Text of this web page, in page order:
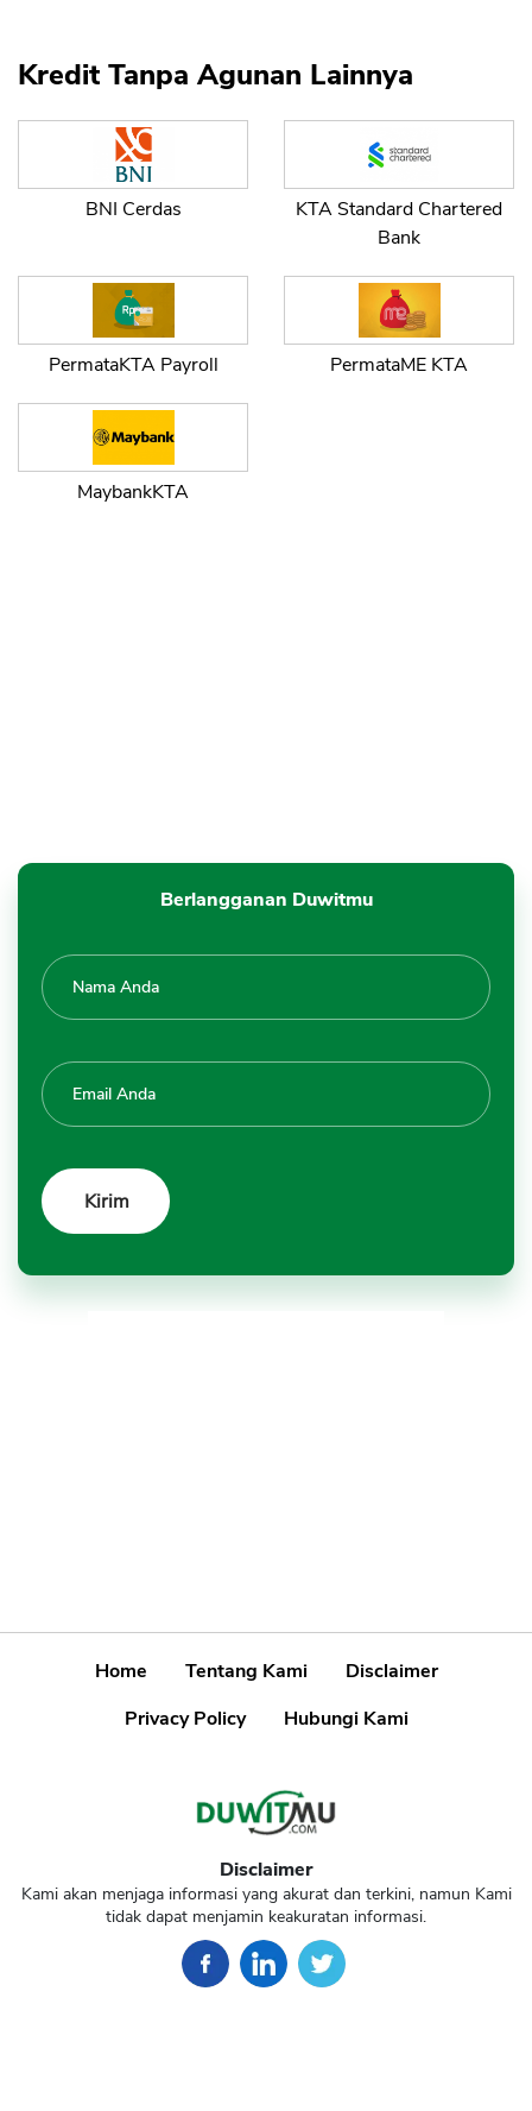
Kredit Tanpa Agunan Lainnya
BNI Cerdas
KTA Standard Chartered
Bank
PermataKTA Payroll PermataME KTA
MaybankKTA
Berlangganan Duwitmu
Home Tentang Kami
Disclaimer
Privacy Policy
Hubungi Kami
Disclaimer
Kami akan menjaga informasi yang akurat dan terkini, namun Kami
tidak dapat menjamin keakuratan informasi.
OK